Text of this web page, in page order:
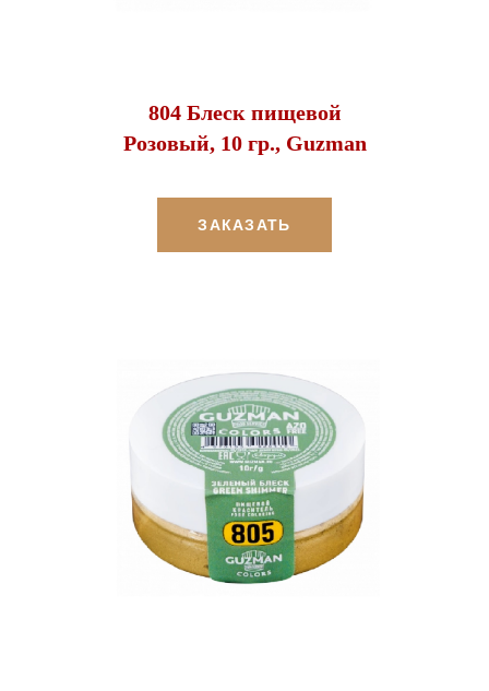
804 Блеск пищевой
Розовый, 10 гр., Guzman
ЗАКАЗАТЬ